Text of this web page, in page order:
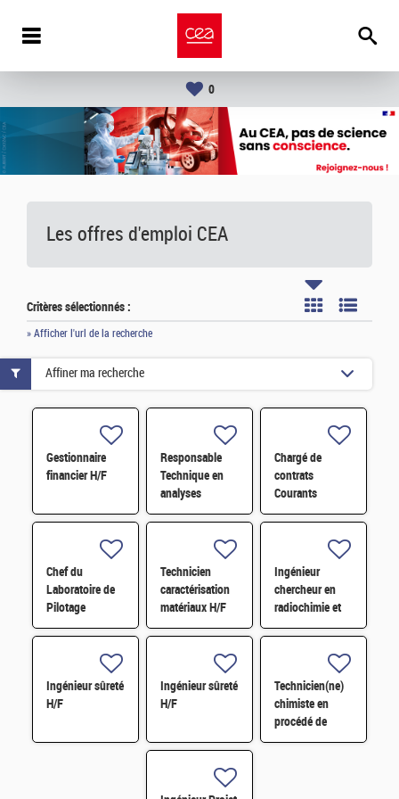
0
Les offres d'emploi CEA
Critères sélectionnés :
» Afficher l'url de la recherche
Gestionnaire
financier H/F
Responsable
Technique en
analyses
radiologiques
Chargé de
contrats
Courants
Faibles (CFA)
Chef du
Laboratoire de
Pilotage
Intelligent des
(LIRE) H/F
Technicien
caractérisation
matériaux H/F
Ingénieur
chercheur en
radiochimie et
extraction par
Ingénieur sûreté
H/F
Ingénieur sûreté
H/F
Technicien(ne)
chimiste en
procédé de
conversion H/F
Affiner ma recherche